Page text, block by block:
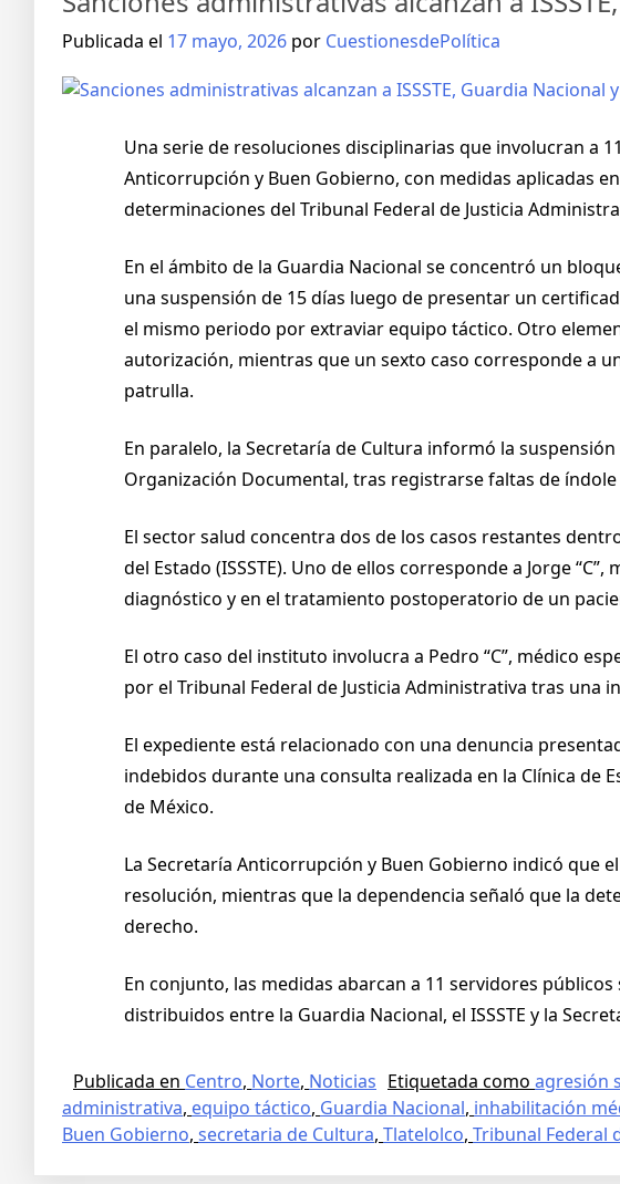
Publicada el 17 mayo, 2026 por CuestionesdePolítica
Una serie de resoluciones disciplinarias que involucran a
Anticorrupción y Buen Gobierno, con medidas aplicadas
determinaciones del Tribunal Federal de Justicia
En el ámbito de la Guardia Nacional se concentró un
una suspensión de 15 días luego de presentar un
el mismo periodo por extraviar equipo táctico. Otro
autorización, mientras que un sexto caso corresponde a
patrulla.
En paralelo, la Secretaría de Cultura informó la
Organización Documental, tras registrarse faltas de
El sector salud concentra dos de los casos restantes
del Estado (ISSSTE). Uno de ellos corresponde a Jorge
diagnóstico y en el tratamiento postoperatorio de un
El otro caso del instituto involucra a Pedro “C”, médico
por el Tribunal Federal de Justicia Administrativa tras una
El expediente está relacionado con una denuncia
indebidos durante una consulta realizada en la Clínica de
de México.
La Secretaría Anticorrupción y Buen Gobierno indicó que
resolución, mientras que la dependencia señaló que la
derecho.
En conjunto, las medidas abarcan a 11 servidores
distribuidos entre la Guardia Nacional, el ISSSTE y la
Publicada en Centro, Norte, Noticias Etiquetada como agresión
administrativa, equipo táctico, Guardia Nacional, inhabilitación
Buen Gobierno, secretaria de Cultura, Tlatelolco, Tribunal Federal